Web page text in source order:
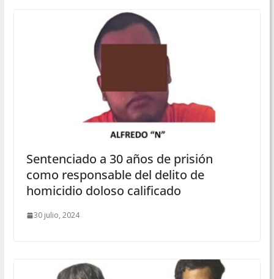
Sentenciado a 30 años de prisión
como responsable del delito de
homicidio doloso calificado
30 julio, 2024